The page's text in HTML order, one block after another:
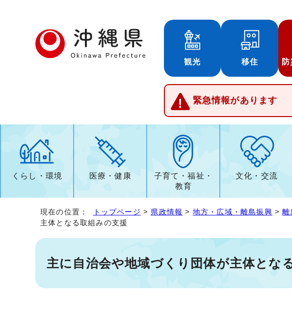
観光 移住
緊急情報があります
くらし・環境 医療・健康
子育て・福祉・
教育
文化・交流
現在の位置： トップページ > 県政情報 > 地方・広域・離島振興 >離
主体となる取組みの支援
主に自治会や地域づくり団体が主体とな